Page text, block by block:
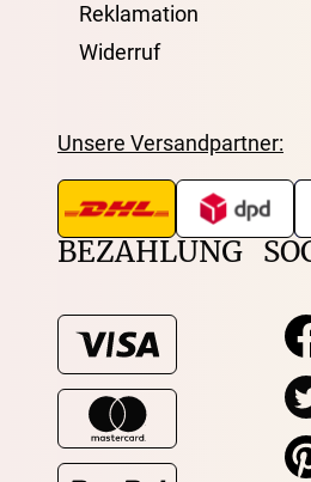
Reklamation
Widerruf
Unsere Versandpartner:
BEZAHLUNG